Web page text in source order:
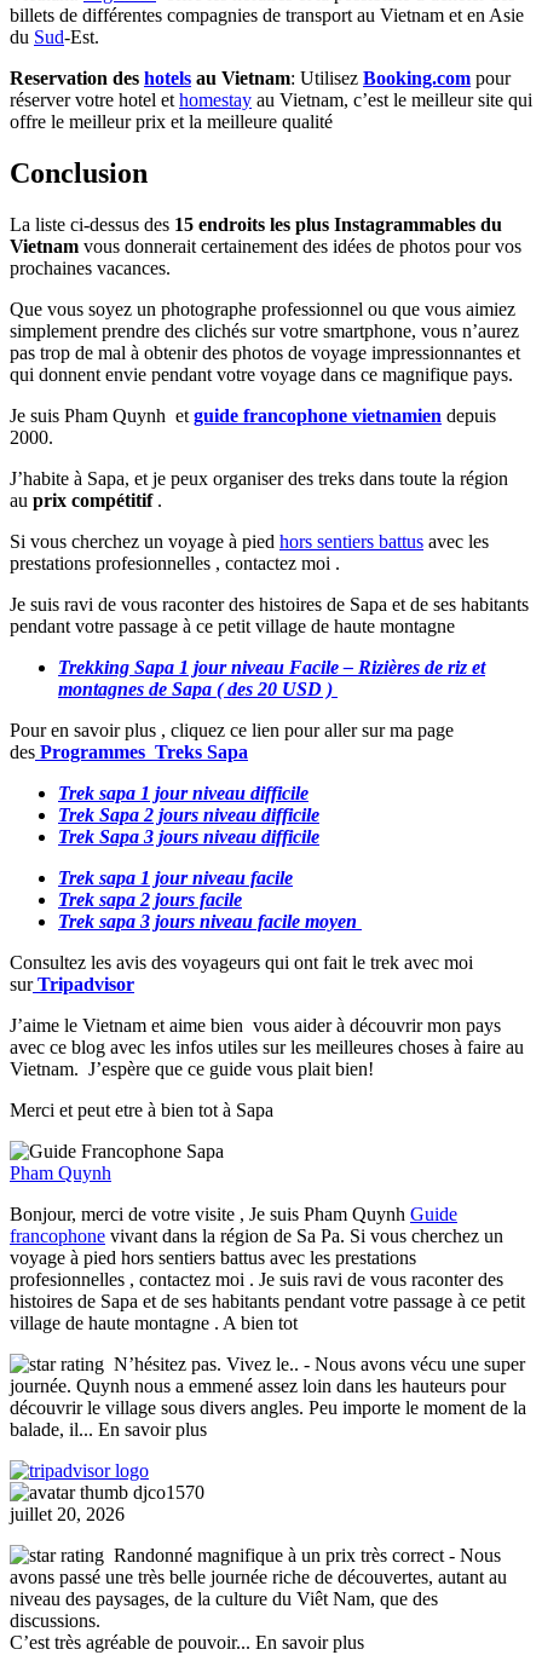
billets de différentes compagnies de transport au Vietnam et en Asie
du Sud-Est.
Reservation des hotels au Vietnam: Utilisez Booking.com pour
réserver votre hotel et homestay au Vietnam, c’est le meilleur site qui
offre le meilleur prix et la meilleure qualité
Conclusion
La liste ci-dessus des 15 endroits les plus Instagrammables du
Vietnam vous donnerait certainement des idées de photos pour vos
prochaines vacances.
Que vous soyez un photographe professionnel ou que vous aimiez
simplement prendre des clichés sur votre smartphone, vous n’aurez
pas trop de mal à obtenir des photos de voyage impressionnantes et
qui donnent envie pendant votre voyage dans ce magnifique pays.
Je suis Pham Quynh et guide francophone vietnamien depuis
2000.
J’habite à Sapa, et je peux organiser des treks dans toute la région
au prix compétitif.
Si vous cherchez un voyage à pied hors sentiers battus avec les
prestations profesionnelles , contactez moi .
Je suis ravi de vous raconter des histoires de Sapa et de ses habitants
pendant votre passage à ce petit village de haute montagne
Trekking Sapa 1 jour niveau Facile – Rizières de riz et
montagnes de Sapa ( des 20 USD )
Pour en savoir plus , cliquez ce lien pour aller sur ma page
des Programmes Treks Sapa
Trek sapa 1 jour niveau difficile
Trek Sapa 2 jours niveau difficile
Trek Sapa 3 jours niveau difficile
Trek sapa 1 jour niveau facile
Trek sapa 2 jours facile
Trek sapa 3 jours niveau facile moyen
Consultez les avis des voyageurs qui ont fait le trek avec moi
surTripadvisor
J’aime le Vietnam et aime bien vous aider à découvrir mon pays
avec ce blog avec les infos utiles sur les meilleures choses à faire au
Vietnam. J’espère que ce guide vous plait bien!
Merci et peut etre à bien tot à Sapa
Pham Quynh
Bonjour, merci de votre visite , Je suis Pham Quynh Guide
francophone vivant dans la région de Sa Pa. Si vous cherchez un
voyage à pied hors sentiers battus avec les prestations
profesionnelles , contactez moi . Je suis ravi de vous raconter des
histoires de Sapa et de ses habitants pendant votre passage à ce petit
village de haute montagne . A bien tot
N’hésitez pas. Vivez le.. - Nous avons vécu une super
journée. Quynh nous a emmené assez loin dans les hauteurs pour
découvrir le village sous divers angles. Peu importe le moment de la
balade, il... En savoir plus
djco1570
juillet 20, 2026
Randonné magnifique à un prix très correct - Nous
avons passé une très belle journée riche de découvertes, autant au
niveau des paysages, de la culture du Viêt Nam, que des
discussions.
C’est très agréable de pouvoir... En savoir plus